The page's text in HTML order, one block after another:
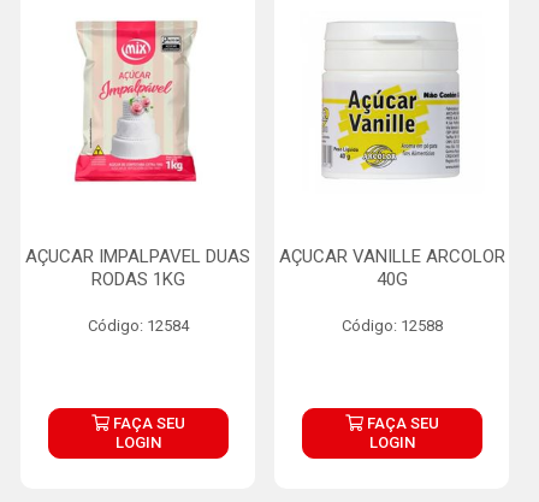
AÇUCAR IMPALPAVEL DUAS
RODAS 1KG
Código: 12584
FAÇA SEU
LOGIN
AÇUCAR VANILLE ARCOLOR
40G
Código: 12588
FAÇA SEU
LOGIN